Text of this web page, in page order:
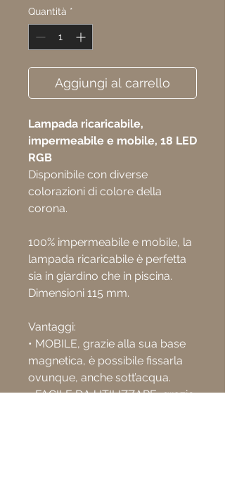
Quantità *
Aggiungi al carrello
Lampada ricaricabile,
impermeabile e mobile, 18 LED
RGB
Disponibile con diverse
colorazioni di colore della
corona.
100% impermeabile e mobile, la
lampada ricaricabile è perfetta
sia in giardino che in piscina.
Dimensioni 115 mm.
Vantaggi:
• MOBILE, grazie alla sua base
magnetica, è possibile fissarla
ovunque, anche sott’acqua.
• FACILE DA UTILIZZARE, grazie